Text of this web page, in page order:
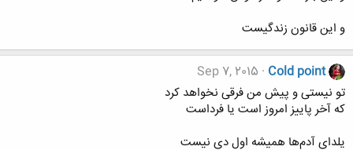
و این قانون زندگیست
Cold point
Sep 7, 2015
ﺗﻮ ﻧﯿﺴﺘﻰ ﻭ ﭘﯿﺶ ﻣﻦ ﻓﺮﻗﻰ ﻧﺨﻮﺍﻫﺪ ﮐﺮﺩ
ﮐﻪ ﺁﺧﺮ ﭘﺎﯾﯿﺰ ﺍﻣﺮﻭﺯ ﺍﺳﺖ ﯾﺎ ﻓﺮﺩﺍﺳﺖ
ﯾﻠﺪﺍﻯ ﺁﺩﻡﻫﺎ ﻫﻤﯿﺸﻪ ﺍﻭﻝ ﺩﻯ ﻧﯿﺴﺖ